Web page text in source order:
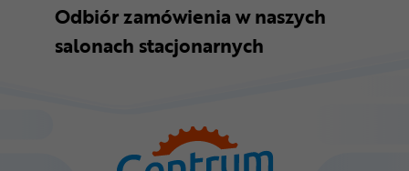
Odbiór zamówienia w naszych
salonach stacjonarnych